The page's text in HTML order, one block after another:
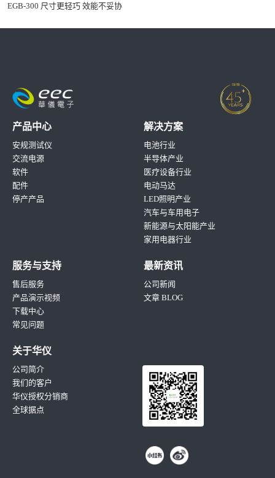
EGB-300 尺寸更轻巧 效能不妥协
产品中心
安规测试仪
交流电源
软件
配件
停产产品
解决方案
电池行业
半导体产业
医疗设备行业
电动马达
LED照明产业
汽车与车用电子
新能源与太阳能产业
家用电器行业
服务与支持
售后服务
产品演示视频
下载中心
常见问题
最新资讯
公司新闻
文章 BLOG
关于华仪
公司简介
我们的客户
华仪授权分销商
全球据点